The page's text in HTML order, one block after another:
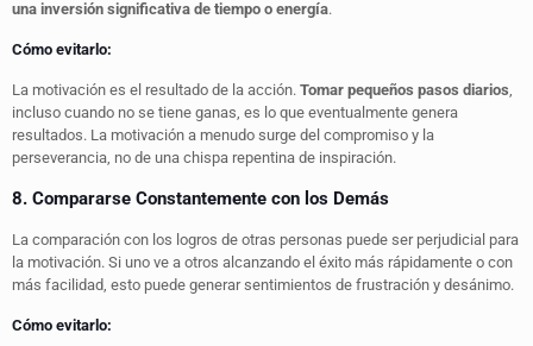
una inversión significativa de tiempo o energía.
Cómo evitarlo:
La motivación es el resultado de la acción. Tomar pequeños pasos diarios
incluso cuando no se tiene ganas, es lo que eventualmente genera
resultados. La motivación a menudo surge del compromiso y la
perseverancia, no de una chispa repentina de inspiración.
8. Compararse Constantemente con los Demás
La comparación con los logros de otras personas puede ser perjudicial para
la motivación. Si uno ve a otros alcanzando el éxito más rápidamente o con
más facilidad, esto puede generar sentimientos de frustración y desánimo.
Cómo evitarlo: